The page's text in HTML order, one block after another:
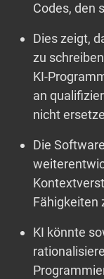
Codes, den
Dies zeigt,
zu
KI-
an
nicht
Die
Fähigkeiten
KI könnte